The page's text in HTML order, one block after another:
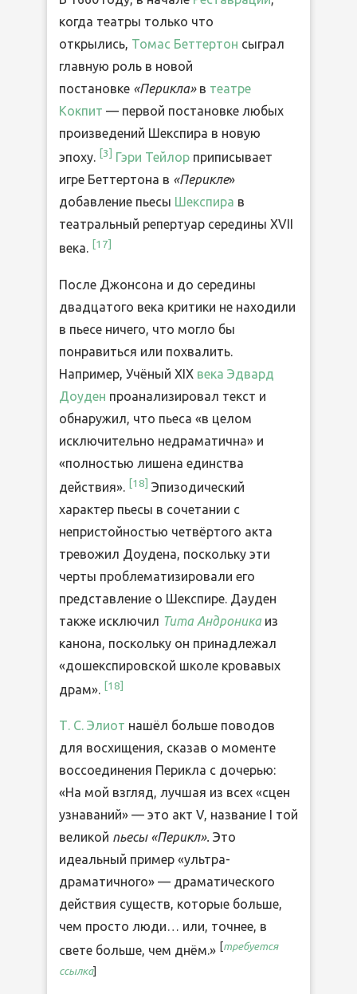
когда театры только что
открылись, Томас Беттертон сыграл
главную роль в новой
постановке «Перикла»в театре
Кокпит — первой постановке любых
произведений Шекспира в новую
эпоху.
3 Гэри Тейлор приписывает
игре Беттертона в «Перикле»
добавление пьесы Шекспира в
театральный репертуар середины XVII
века.
17
После Джонсона и до середины
двадцатого века критики не находили
в пьесе ничего, что могло бы
понравиться или похвалить.
Например, Учёный XIX века Эдвард
Доуден проанализировал текст и
обнаружил, что пьеса «в целом
исключительно недраматична» и
«полностью лишена единства
действия». [18] Эпизодический
характер пьесы в сочетании с
непристойностью четвёртого акта
тревожил Доудена, поскольку эти
черты проблематизировали его
представление о Шекспире. Дауден
также исключил Тита Андроникаиз
канона, поскольку он принадлежал
«дошекспировской школе кровавых
драм».
18
Т. С. Элиот нашёл больше поводов
для восхищения, сказав о моменте
воссоединения Перикла с дочерью:
«На мой взгляд, лучшая из всех «сцен
узнаваний» — это акт V, название I той
великой пьесы «Перикл». Это
идеальный пример «ультра-
драматичного» — драматического
действия существ, которые больше,
чем просто люди… или, точнее, в
свете больше, чем днём.» [требуется
ссылка]